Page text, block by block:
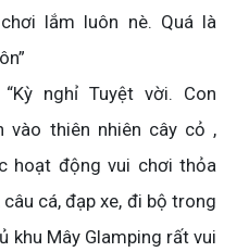
lắm luôn nè. Quá là
“Kỳ nghỉ Tuyệt vời. Con
vào thiên nhiên cây cỏ ,
hoạt động vui chơi thỏa
cá, đạp xe, đi bộ trong
khu Mây Glamping rất vui